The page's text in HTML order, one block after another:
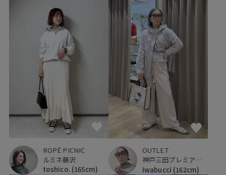
ROPÉ PICNIC
ルミネ藤沢
toshico. (165cm)
OUTLET
神戸三田プレミアム・アウトレット
Iwabucci (162cm)